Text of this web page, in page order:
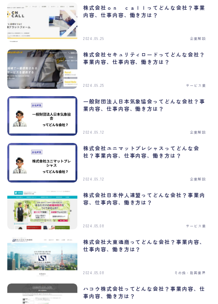
株式会社ｏｎ ｃａｌｌってどんな会社？事業
内容、仕事内容、働き方は？
2024.09.29 企業解説
株式会社セキュリティロードってどんな会社？
事業内容、仕事内容、働き方は？
2024.09.25 サービス業
一般財団法人日本気象協会ってどんな会社？事
業内容、仕事内容、働き方は？
2024.09.12 企業解説
株式会社ユニマットプレシャスってどんな会
社？事業内容、仕事内容、働き方は？
2024.09.12 企業解説
株式会社日本仲人連盟ってどんな会社？事業内
容、仕事内容、働き方は？
2024.05.08 サービス業
株式会社大東通商ってどんな会社？事業内容、
仕事内容、働き方は？
2024.05.08 その他・新興業界
ハコウ株式会社ってどんな会社？事業内容、仕
事内容、働き方は？
t